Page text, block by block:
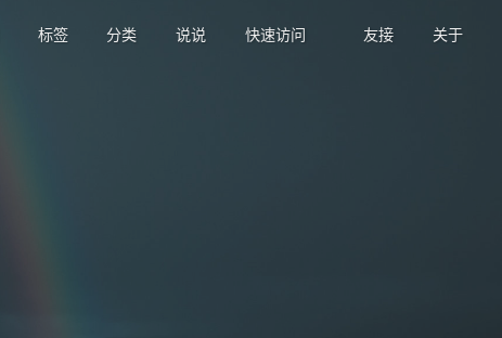
标签 分类 说说 快速访问 友接 关于